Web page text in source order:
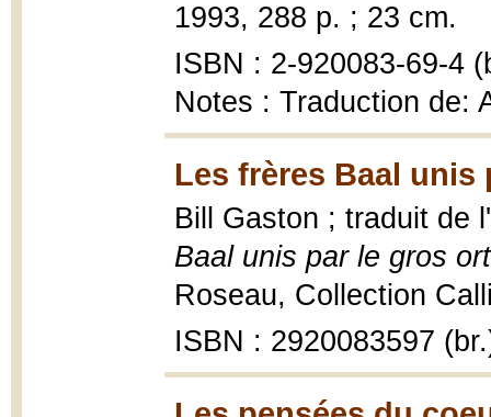
1993, 288 p. ; 23 cm.
ISBN : 2-920083-69-4
Notes : Traduction de:
Les frères Baal unis
Bill Gaston ; traduit de
Baal unis par le gros
Roseau, Collection
ISBN : 2920083597